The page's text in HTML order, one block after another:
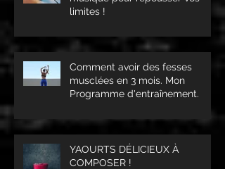
limites !
Comment avoir des fesses
musclées en 3 mois. Mon
Programme d'entraînement.
YAOURTS DÉLICIEUX À
COMPOSER !